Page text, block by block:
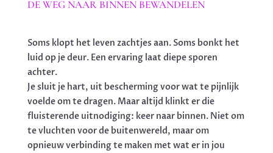
DE WEG NAAR BINNEN BEWANDELEN
Soms klopt het leven zachtjes aan. Soms bonkt het
luid op je deur. Een ervaring laat diepe sporen
achter.
Je sluit je hart, uit bescherming voor wat te pijnlijk
voelde om te dragen. Maar altijd klinkt er die
fluisterende uitnodiging: keer naar binnen. Niet om
te vluchten voor de buitenwereld, maar om
opnieuw verbinding te maken met wat er in jou